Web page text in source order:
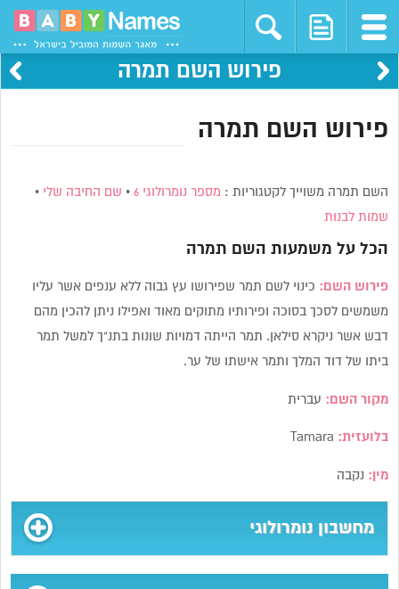
פירוש השם תמרה
פירוש השם תמרה
השם תמרה משוייך לקטגוריות : מספר נומרולוגי 6 • שם החיבה שלי •
שמות לבנות
הכל על משמעות השם תמרה
פירוש השם: כינוי לשם תמר שפירושו עץ גבוה ללא ענפים אשר עליו
משמשים לסכך בסוכה ופירותיו מתוקים מאוד ואפילו ניתן להכין מהם
דבש אשר ניקרא סילאן. תמר הייתה דמויות שונות בתנ”ך למשל תמר
ביתו של דוד המלך ותמר אישתו של ער.
מקור השם: עברית
בלועזית:
מין: נקבה
מחשבון נומרולוגי